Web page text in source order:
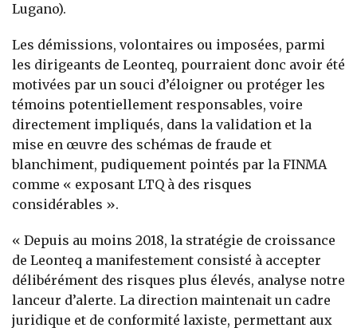
Lugano).
Les démissions, volontaires ou imposées, parmi
les dirigeants de Leonteq, pourraient donc avoir été
motivées par un souci d’éloigner ou protéger les
témoins potentiellement responsables, voire
directement impliqués, dans la validation et la
mise en œuvre des schémas de fraude et
blanchiment, pudiquement pointés par la FINMA
comme « exposant LTQ à des risques
considérables ».
« Depuis au moins 2018, la stratégie de croissance
de Leonteq a manifestement consisté à accepter
délibérément des risques plus élevés, analyse notre
lanceur d’alerte. La direction maintenait un cadre
juridique et de conformité laxiste, permettant aux